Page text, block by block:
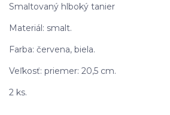
Smaltovaný hlboký tanier
Materiál: smalt.
Farba: červena, biela.
Veľkosť: priemer: 20,5 cm.
2 ks.